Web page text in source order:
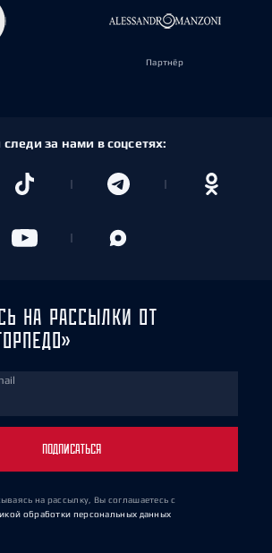
Партнёр
за нами в соцсетях:
НА РАССЫЛКИ ОТ
ПОДПИСАТЬСЯ
на рассылку, Вы соглашаетесь с
обработки персональных данных